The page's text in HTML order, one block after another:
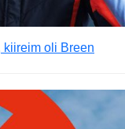
oli Breen